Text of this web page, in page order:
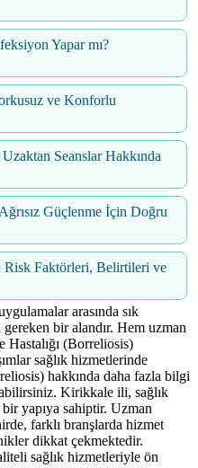
Yapar mı?
ve Konforlu
Seanslar Hakkında
Güçlenme İçin Doğru
Risk Faktörleri, Belirtileri ve
arasında sık
gereken bir alandır. Hem uzman
Hastalığı (Borreliosis)
sağlık hizmetlerinde
hakkında daha fazla bilgi
Kirikkale ili, sağlık
yapıya sahiptir. Uzman
farklı branşlarda hizmet
dikkat çekmektedir.
sağlık hizmetleriyle ön